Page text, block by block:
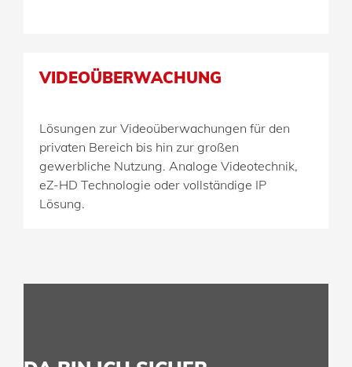
VIDEOÜBERWACHUNG
Lösungen zur Videoüberwachungen für den
privaten Bereich bis hin zur großen
gewerbliche Nutzung. Analoge Videotechnik,
eZ-HD Technologie oder vollständige IP
Lösung.